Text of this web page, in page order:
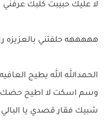
لا عليك حبيبت كلبك عرفني
هههههه حلفتني بالعزيزه
الحمدالله الله يطيج العافيه
وسم اسكت لا اطيح حضك
شبيك فقار قصدي يا